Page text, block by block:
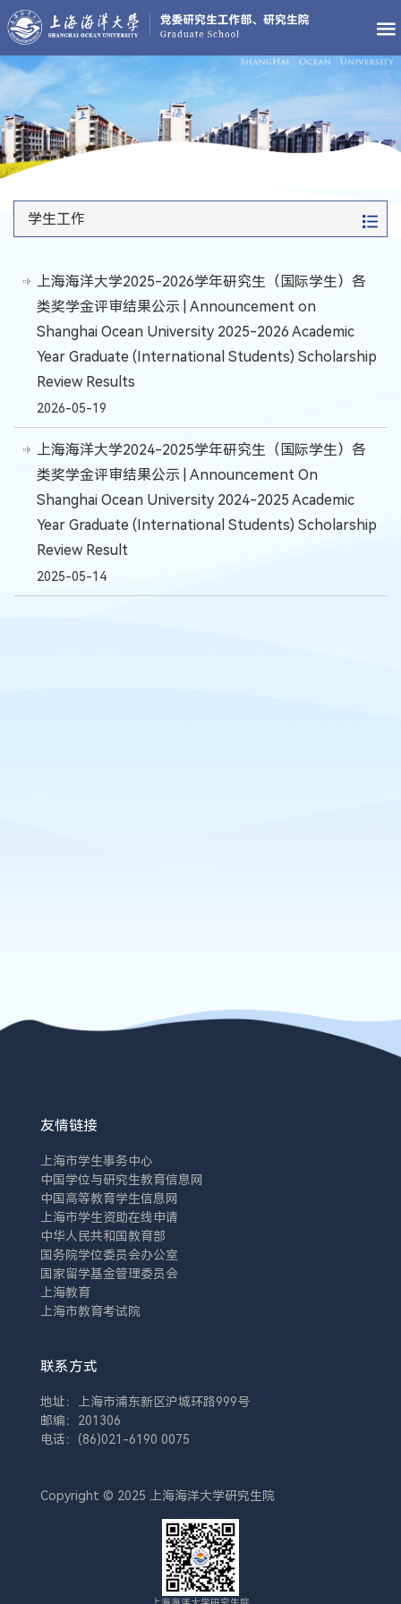
学生工作
上海海洋大学2025-2026学年研究生（国际学生）各
类奖学金评审结果公示 | Announcement on
Shanghai Ocean University 2025-2026 Academic
Year Graduate (International Students) Scholarship
Review Results
2026-05-19
上海海洋大学2024-2025学年研究生（国际学生）各
类奖学金评审结果公示 | Announcement On
Shanghai Ocean University 2024-2025 Academic
Year Graduate (International Students) Scholarship
Review Result
2025-05-14
友情链接
上海市学生事务中心
中国学位与研究生教育信息网
中国高等教育学生信息网
上海市学生资助在线申请
中华人民共和国教育部
国务院学位委员会办公室
国家留学基金管理委员会
上海教育
上海市教育考试院
联系方式
地址：上海市浦东新区沪城环路999号
邮编：201306
电话：(86)021-6190 0075
Copyright © 2025 上海海洋大学研究生院